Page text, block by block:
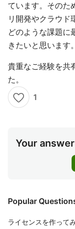
ています。そのた
リ開発やクラウド
どのような課題に
きたいと思います。
貴重なご経験を共
た。
1
Your
Popular
ライセンスを作って